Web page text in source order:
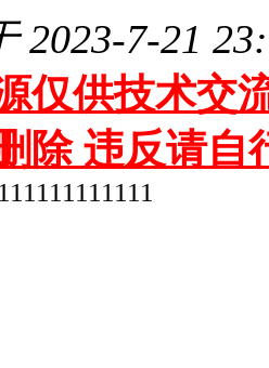
2023-7-21
仅供技术交
除 违反请自